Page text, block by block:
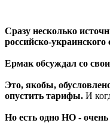
Сразу несколько
российско-украинского
Ермак обсуждал со
Это, якобы,
опустить тарифы. И
Но есть одно НО -